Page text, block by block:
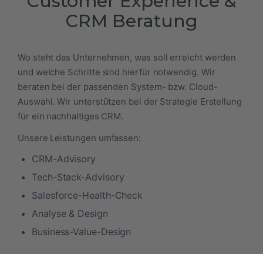
CRM Beratung
Wo steht das Unternehmen, was soll erreicht werden
und welche Schritte sind hierfür notwendig. Wir
beraten bei der passenden System- bzw. Cloud-
Auswahl. Wir unterstützen bei der Strategie Erstellung
für ein nachhaltiges CRM.
Unsere Leistungen umfassen:
CRM-Advisory
Tech-Stack-Advisory
Salesforce-Health-Check
Analyse & Design
Business-Value-Design